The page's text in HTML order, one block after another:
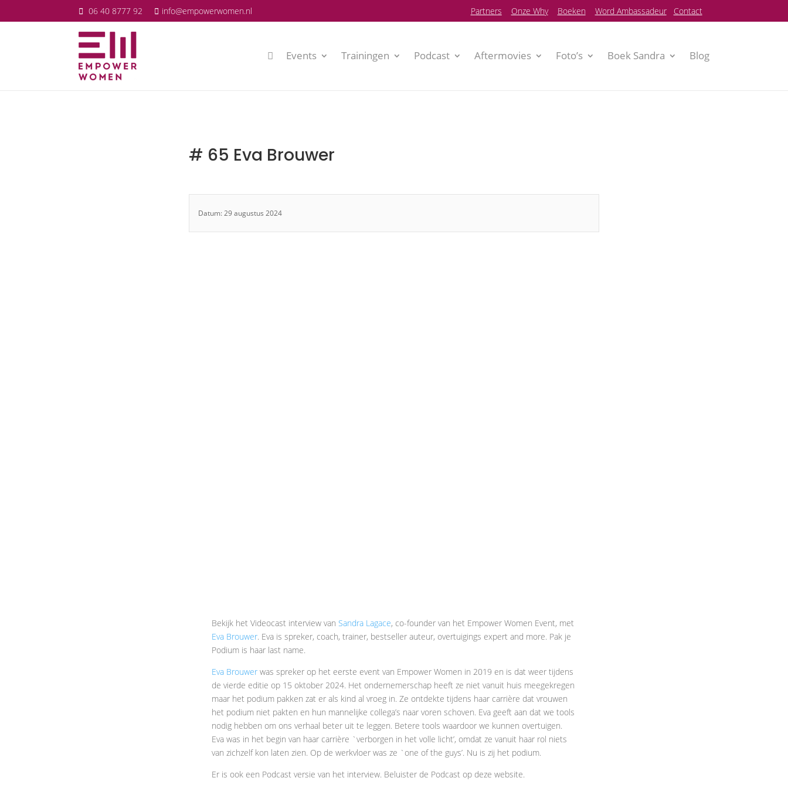
06 40 8777 92 info@empowerwomen.nl Partners Onze Why Boeken Word Ambassadeur Contact
Events Trainingen Podcast Aftermovies Foto’s Boek Sandra Blog
# 65 Eva Brouwer
Datum: 29 augustus 2024
Bekijk het Videocast interview vanSandra Lagace, co-founder van het Empower Women Event, met
Eva Brouwer. Eva is spreker, coach, trainer, bestseller auteur, overtuigings expert and more. Pak je
Podium is haar last name.
Eva Brouwer was spreker op het eerste event van Empower Women in 2019 en is dat weer tijdens
de vierde editie op 15 oktober 2024. Het ondernemerschap heeft ze niet vanuit huis meegekregen
maar het podium pakken zat er als kind al vroeg in. Ze ontdekte tijdens haar carrière dat vrouwen
het podium niet pakten en hun mannelijke collega’s naar voren schoven. Eva geeft aan dat we tools
nodig hebben om ons verhaal beter uit te leggen. Betere tools waardoor we kunnen overtuigen.
Eva was in het begin van haar carrière `verborgen in het volle licht’, omdat ze vanuit haar rol niets
van zichzelf kon laten zien. Op de werkvloer was ze `one of the guys’. Nu is zij het podium.
Er is ook een Podcast versie van het interview. Beluister de Podcast op deze website.